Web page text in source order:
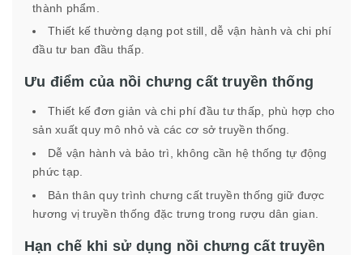
thành phẩm.
Thiết kế thường dạng pot still, dễ vận hành và chi phí
đầu tư ban đầu thấp.
Ưu điểm của nồi chưng cất truyền thống
Thiết kế đơn giản và chi phí đầu tư thấp, phù hợp cho
sản xuất quy mô nhỏ và các cơ sở truyền thống.
Dễ vận hành và bảo trì, không cần hệ thống tự động
phức tạp.
Bản thân quy trình chưng cất truyền thống giữ được
hương vị truyền thống đặc trưng trong rượu dân gian.
Hạn chế khi sử dụng nồi chưng cất truyền